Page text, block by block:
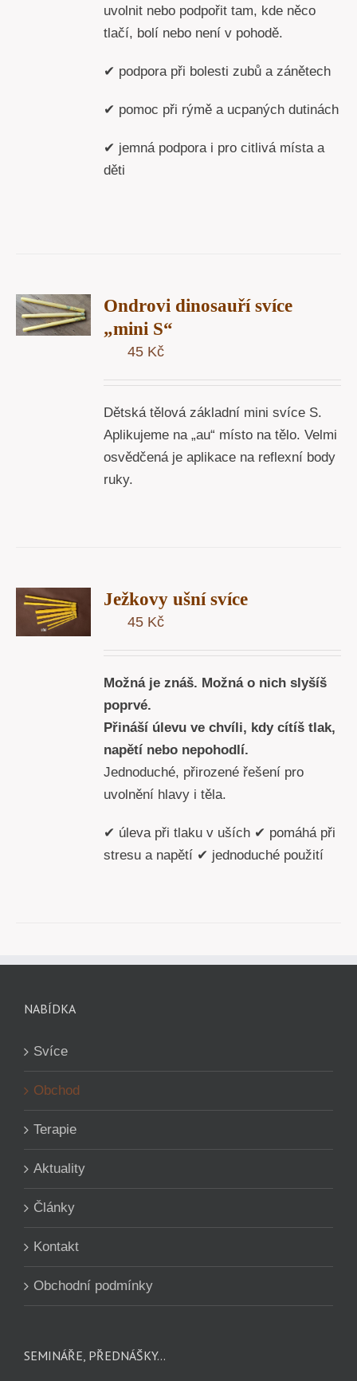
uvolnit nebo podpořit tam, kde něco
tlačí, bolí nebo není v pohodě.
✔ podpora při bolesti zubů a zánětech
✔ pomoc při rýmě a ucpaných dutinách
✔ jemná podpora i pro citlivá místa a
děti
Ondrovi dinosauří svíce
„mini S“
45 Kč
Dětská tělová základní mini svíce S.
Aplikujeme na „au“ místo na tělo. Velmi
osvědčená je aplikace na reflexní body
ruky.
Ježkovy ušní svíce
45 Kč
Možná je znáš. Možná o nich slyšíš
poprvé.
Přináší úlevu ve chvíli, kdy cítíš tlak,
napětí nebo nepohodlí.
Jednoduché, přirozené řešení pro
uvolnění hlavy i těla.
✔ úleva při tlaku v uších ✔ pomáhá při
stresu a napětí ✔ jednoduché použití
NABÍDKA
Svíce
Obchod
Terapie
Aktuality
Články
Kontakt
Obchodní podmínky
SEMINÁŘE, PŘEDNÁŠKY…